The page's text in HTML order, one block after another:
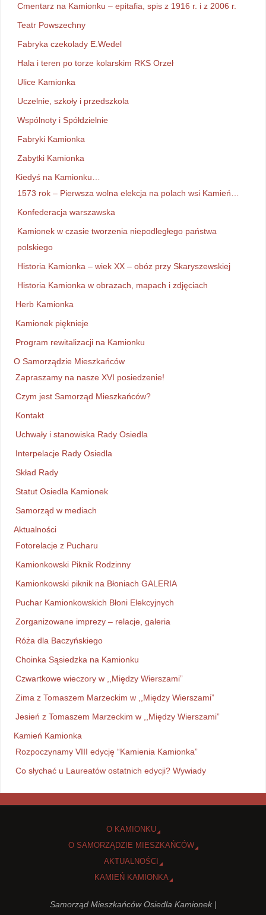
Cmentarz na Kamionku – epitafia, spis z 1916 r. i z 2006 r.
Teatr Powszechny
Fabryka czekolady E.Wedel
Hala i teren po torze kolarskim RKS Orzeł
Ulice Kamionka
Uczelnie, szkoły i przedszkola
Wspólnoty i Spółdzielnie
Fabryki Kamionka
Zabytki Kamionka
Kiedyś na Kamionku…
1573 rok – Pierwsza wolna elekcja na polach wsi Kamień…
Konfederacja warszawska
Kamionek w czasie tworzenia niepodległego państwa
polskiego
Historia Kamionka – wiek XX – obóz przy Skaryszewskiej
Historia Kamionka w obrazach, mapach i zdjęciach
Herb Kamionka
Kamionek pięknieje
Program rewitalizacji na Kamionku
O Samorządzie Mieszkańców
Zapraszamy na nasze XVI posiedzenie!
Czym jest Samorząd Mieszkańców?
Kontakt
Uchwały i stanowiska Rady Osiedla
Interpelacje Rady Osiedla
Skład Rady
Statut Osiedla Kamionek
Samorząd w mediach
Aktualności
Fotorelacje z Pucharu
Kamionkowski Piknik Rodzinny
Kamionkowski piknik na Błoniach GALERIA
Puchar Kamionkowskich Błoni Elekcyjnych
Zorganizowane imprezy – relacje, galeria
Róża dla Baczyńskiego
Choinka Sąsiedzka na Kamionku
Czwartkowe wieczory w ,,Między Wierszami”
Zima z Tomaszem Marzeckim w ,,Między Wierszami”
Jesień z Tomaszem Marzeckim w ,,Między Wierszami”
Kamień Kamionka
Rozpoczynamy VIII edycję “Kamienia Kamionka”
Co słychać u Laureatów ostatnich edycji? Wywiady
O KAMIONKU
O SAMORZĄDZIE MIESZKAŃCÓW
AKTUALNOŚCI
KAMIEŃ KAMIONKA
Samorząd Mieszkańców Osiedla Kamionek |